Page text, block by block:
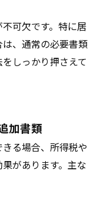
可欠です。特に居
、通常の必要書類
しっかり押さえて
加書類
る場合、所得税や
があります。主な